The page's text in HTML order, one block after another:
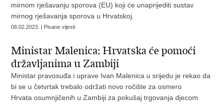
mirnom rješavanju sporova (EU) koji će unaprijediti sustav
mirnog rješavanja sporova u Hrvatskoj.
08.02.2023. | Pisane vijesti
Ministar Malenica: Hrvatska će pomoći
državljanima u Zambiji
Ministar pravosuđa i uprave Ivan Malenica u srijedu je rekao da
bi se u četvrtak trebalo održati novo ročište za osmero
Hrvata osumnjičenih u Zambiji za pokušaj trgovanja djecom